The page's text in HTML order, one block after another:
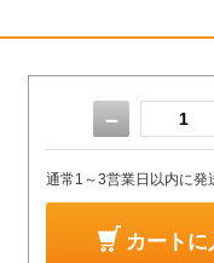
－
通常1～3営業日以内に発
カートに